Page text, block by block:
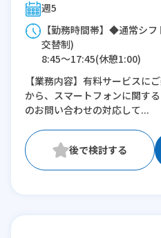
週5
【勤務時間帯】◆通常シフ
交替制)
8:45〜17:45(休憩1:00)
11:15〜20:15(休憩1:00)
※残業：5時間程度/月
【業務内容】有料サービスに
から、スマートフォンに関す
のお問い合わせの対応して...